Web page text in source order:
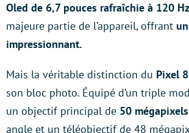
Oled de 6,7 pouces rafraîchie à 120 Hz
majeure partie de l’appareil, offrant
impressionnant.
Mais la véritable distinction du Pixel
son bloc photo. Équipé d’un triple
un objectif principal de 50 mégapixels
angle et un téléobjectif de 48